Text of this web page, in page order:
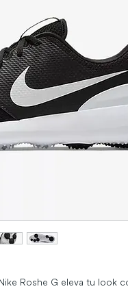
Roshe G eleva tu look